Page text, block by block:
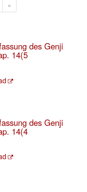
»
des Genji
14(5
des Genji
14(4